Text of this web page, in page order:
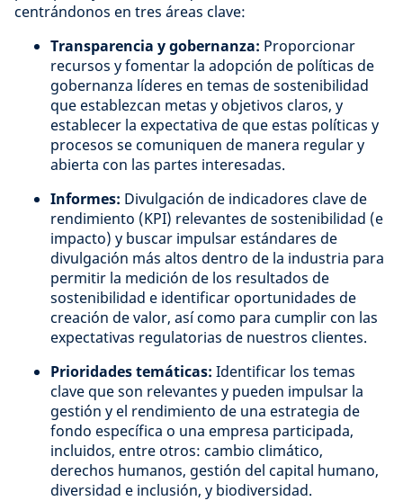
centrándonos en tres áreas clave:
Transparencia y gobernanza: Proporcionar
recursos y fomentar la adopción de políticas de
gobernanza líderes en temas de sostenibilidad
que establezcan metas y objetivos claros, y
establecer la expectativa de que estas políticas y
procesos se comuniquen de manera regular y
abierta con las partes interesadas.
Informes: Divulgación de indicadores clave de
rendimiento (KPI) relevantes de sostenibilidad (e
impacto) y buscar impulsar estándares de
divulgación más altos dentro de la industria para
permitir la medición de los resultados de
sostenibilidad e identificar oportunidades de
creación de valor, así como para cumplir con las
expectativas regulatorias de nuestros clientes.
Prioridades temáticas: Identificar los temas
clave que son relevantes y pueden impulsar la
gestión y el rendimiento de una estrategia de
fondo específica o una empresa participada,
incluidos, entre otros: cambio climático,
derechos humanos, gestión del capital humano,
diversidad e inclusión, y biodiversidad.